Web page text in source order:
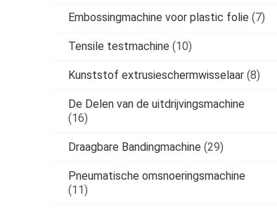
Embossingmachine voor plastic folie (7)
Tensile testmachine (10)
Kunststof extrusieschermwisselaar (8)
De Delen van de uitdrijvingsmachine
(16)
Draagbare Bandingmachine (29)
Pneumatische omsnoeringsmachine
(11)